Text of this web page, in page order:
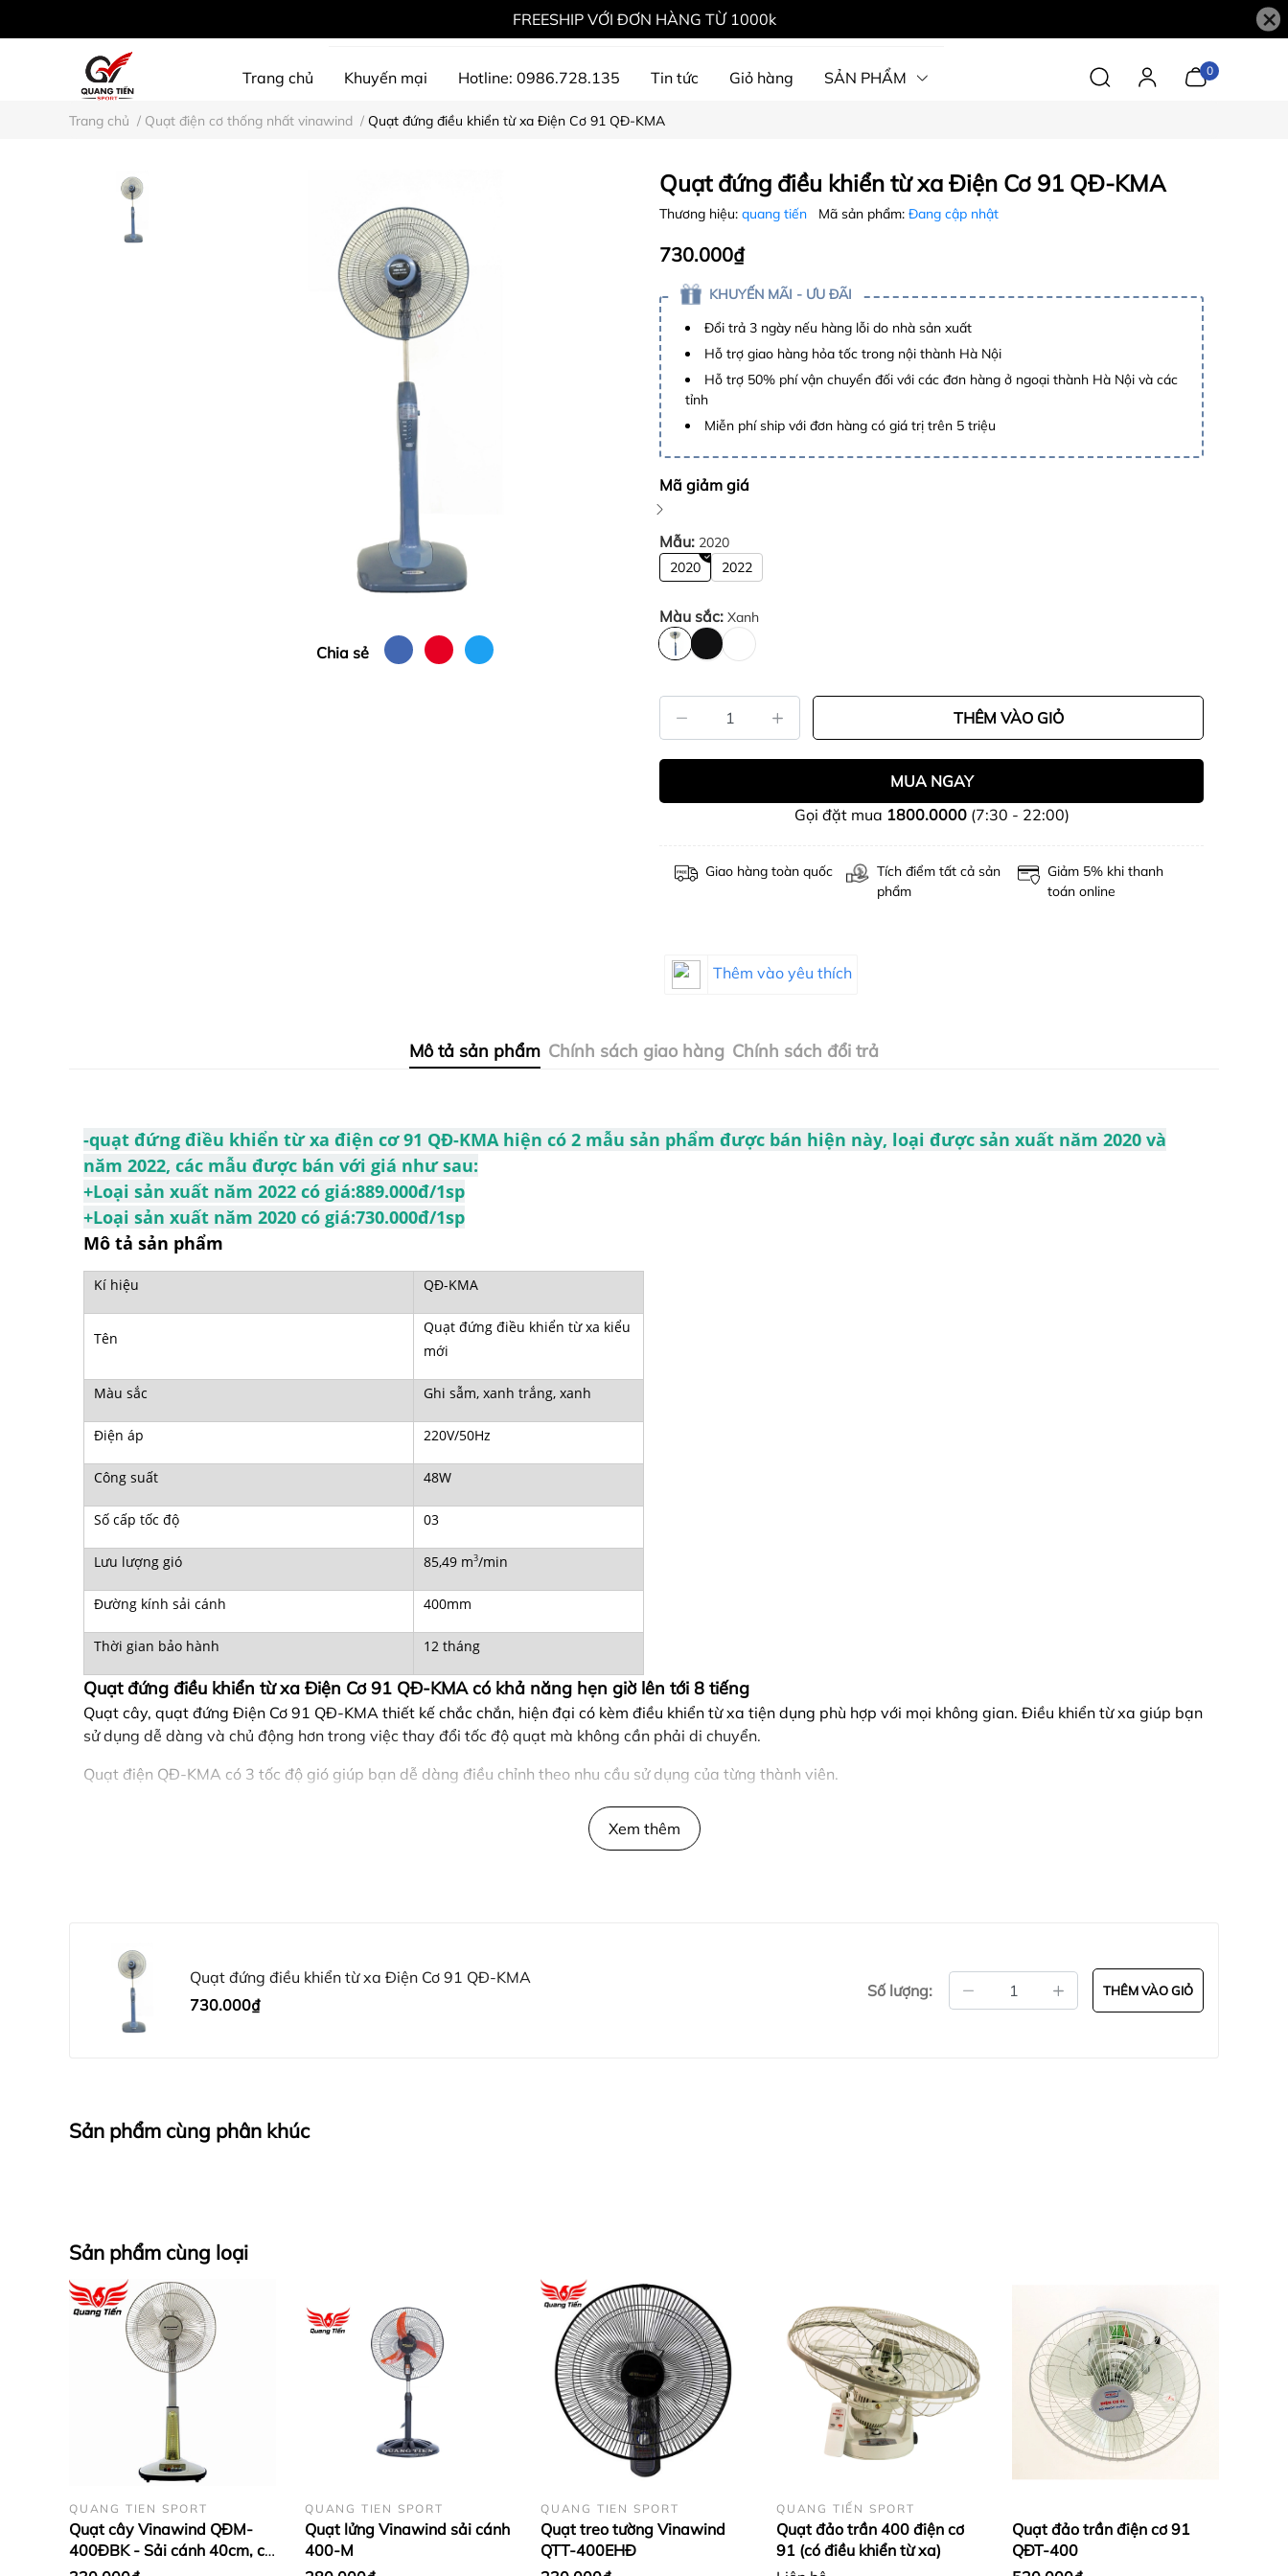
FREESHIP VỚI ĐƠN HÀNG TỪ 1000k ×
Trang chủ Khuyến mại Hotline: 0986.728.135 Tin tức Giỏ hàng SẢN PHẨM 0
Trang chủ / Quạt điện cơ thống nhất vinawind / Quạt đứng điều khiển từ xa Điện Cơ 91 QĐ-KMA
Chia sẻ
Quạt đứng điều khiển từ xa Điện Cơ 91 QĐ-KMA
Thương hiệu: quang tiến Mã sản phẩm: Đang cập nhật
730.000₫
KHUYẾN MÃI - ƯU ĐÃI
Đổi trả 3 ngày nếu hàng lỗi do nhà sản xuất
Hỗ trợ giao hàng hỏa tốc trong nội thành Hà Nội
Hỗ trợ 50% phí vận chuyển đối với các đơn hàng ở ngoại thành Hà Nội và các
tỉnh
Miễn phí ship với đơn hàng có giá trị trên 5 triệu
Mã giảm giá
Mẫu: 2020
2020
2022
Màu sắc: Xanh
THÊM VÀO GIỎ
MUA NGAY
Gọi đặt mua 1800.0000(7:30 - 22:00)
Giao hàng toàn quốc
Tích điểm tất cả sản
phẩm
Giảm 5% khi thanh
toán online
Thêm vào yêu thích
Mô tả sản phẩm Chính sách giao hàng Chính sách đổi trả
-quạt đứng điều khiển từ xa điện cơ 91 QĐ-KMA hiện có 2 mẫu sản phẩm được bán hiện này, loại được sản xuất năm 2020 và
năm 2022, các mẫu được bán với giá như sau:
+Loại sản xuất năm 2022 có giá:889.000đ/1sp
+Loại sản xuất năm 2020 có giá:730.000đ/1sp
Mô tả sản phẩm
Kí hiệu QĐ-KMA
Tên
Quạt đứng điều khiển từ xa kiểu
mới
Màu sắc Ghi sẫm, xanh trắng, xanh
Điện áp 220V/50Hz
Công suất 48W
Số cấp tốc độ 03
Lưu lượng gió 85,49 m3/min
Đường kính sải cánh 400mm
Thời gian bảo hành 12 tháng
Quạt đứng điều khiển từ xa Điện Cơ 91 QĐ-KMA có khả năng hẹn giờ lên tới 8 tiếng
Quạt cây, quạt đứng Điện Cơ 91 QĐ-KMA thiết kế chắc chắn, hiện đại có kèm điều khiển từ xa tiện dụng phù hợp với mọi không gian. Điều khiển từ xa giúp bạn
sử dụng dễ dàng và chủ động hơn trong việc thay đổi tốc độ quạt mà không cần phải di chuyển.
Quạt điện QĐ-KMA có 3 tốc độ gió giúp bạn dễ dàng điều chỉnh theo nhu cầu sử dụng của từng thành viên.
Xem thêm
Quạt đứng điều khiển từ xa Điện Cơ 91 QĐ-KMA
730.000₫
Số lượng: THÊM VÀO GIỎ
Sản phẩm cùng phân khúc
Sản phẩm cùng loại
QUANG TIEN SPORT
Quạt cây Vinawind QĐM-
400ĐBK - Sải cánh 40cm, có
đèn
QUANG TIEN SPORT
Quạt lửng Vinawind sải cánh
400-M
QUANG TIEN SPORT
Quạt treo tường Vinawind
QTT-400EHĐ
QUANG TIẾN SPORT
Quạt đảo trần 400 điện cơ
91 (có điều khiển từ xa)
Quạt đảo trần điện cơ 91
QĐT-400